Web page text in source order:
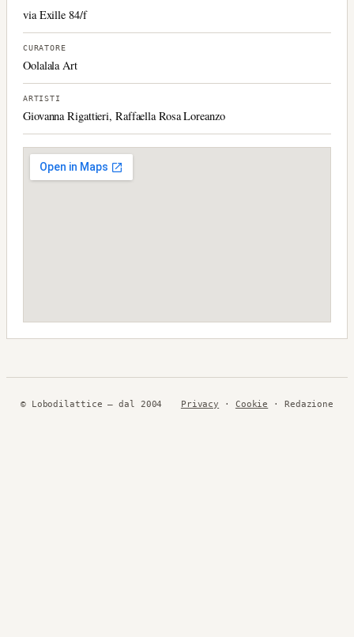
via Exille 84/f
CURATORE
Oolalala Art
ARTISTI
Giovanna Rigattieri, Raffaella Rosa Loreanzo
© Lobodilattice — dal 2004 Privacy · Cookie · Redazione